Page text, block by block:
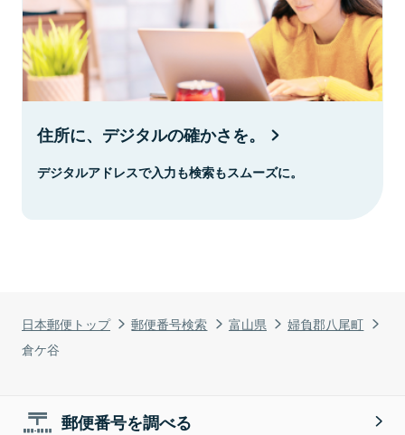
日本郵便トップ 郵便番号検索 富山県
婦負郡八尾町
倉ケ谷
住所に、デジタルの確かさを。
デジタルアドレスで入力も検索もスムーズに。
郵便番号を調べる